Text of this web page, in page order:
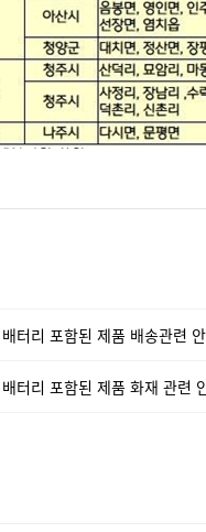
배터리 포함된 제품 배송관련
배터리 포함된 제품 화재 관련